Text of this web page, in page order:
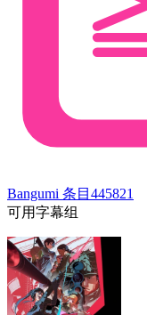
Bangumi 条目 445821
可用字幕组